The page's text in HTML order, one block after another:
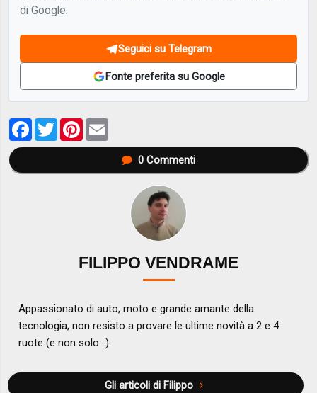
di Google.
Seguici su Telegram
Fonte preferita su Google
Facebook
TwitterPinterest
0Commenti
FILIPPO VENDRAME
Appassionato di auto, moto e grande amante della
tecnologia, non resisto a provare le ultime novità a 2 e 4
ruote (e non solo...).
Gli articoli di Filippo